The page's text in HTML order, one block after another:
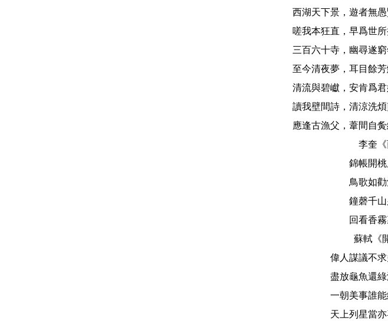
西湖天下景，遊者無愚
嗟我本狂直，早爲世所
三百六十寺，幽尋遂窮
至今清夜夢，耳目餘芳
清流與碧巘，安肯爲君
讀我壁間詩，清涼洗煩
應逢古漁父，葦間自夤
李奎《
錦帳開桃
鳥歌如勸
鐘磬千山
回看香霧
蘇軾《
偉人謀議不求
盡放龜魚還綠
一朝美事誰能
天上列星當亦